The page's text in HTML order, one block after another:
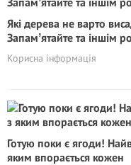
Які дерева не варто
Запамʼятайте та іншім
Корисна інформація
Готую поки є ягоди!
яким впорається кожен